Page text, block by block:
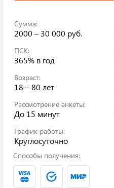
Сумма:
2000 – 30 000 руб.
ПСК:
365% в год
Возраст:
18 – 80 лет
Рассмотрение анкеты:
До 15 минут
График работы:
Круглосуточно
Способы получения: